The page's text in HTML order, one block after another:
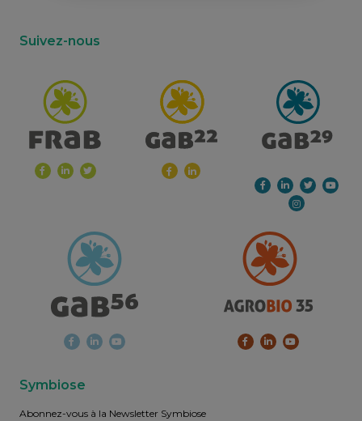
Suivez-nous
Symbiose
Abonnez-vous à la Newsletter Symbiose